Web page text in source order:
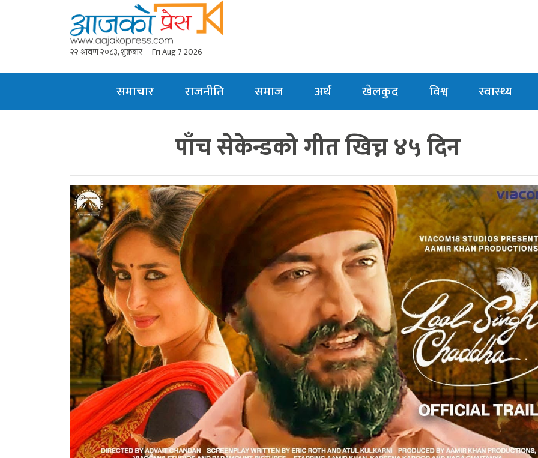
२२ श्रावण २०८३, शुक्रबार Fri Aug 7 2026
समाचार राजनीति समाज अर्थ खेलकुद विश्व स्वास्थ्य
पाँच सेकेन्डको गीत खिच्न ४५ दिन